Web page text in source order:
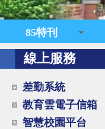
85特刊
線上服務
差勤系統
教育雲電子信箱
智慧校園平台